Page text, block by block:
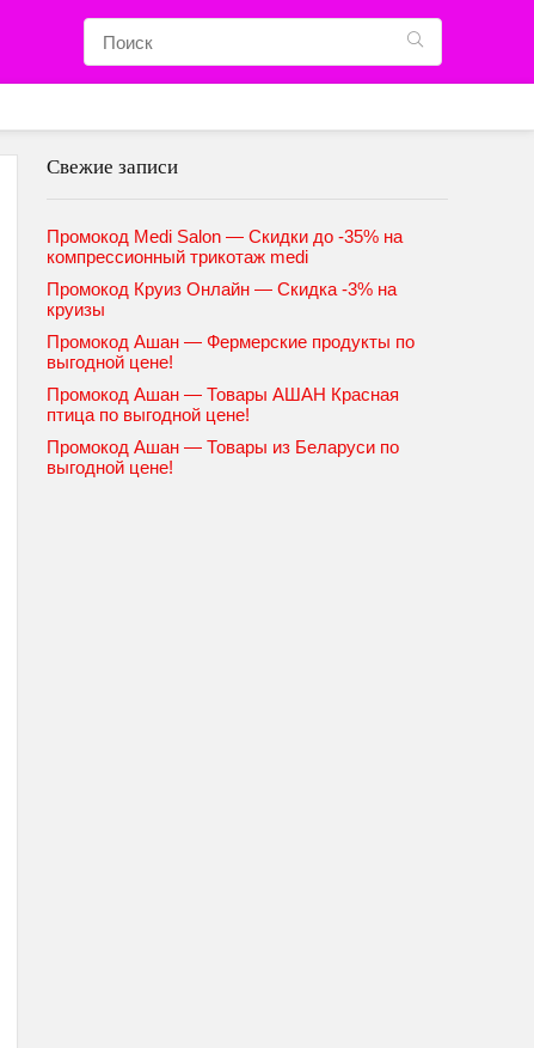
Свежие записи
Промокод Medi Salon — Скидки до -35% на
компрессионный трикотаж medi
Промокод Круиз Онлайн — Скидка -3% на
круизы
Промокод Ашан — Фермерские продукты по
выгодной цене!
Промокод Ашан — Товары АШАН Красная
птица по выгодной цене!
Промокод Ашан — Товары из Беларуси по
выгодной цене!